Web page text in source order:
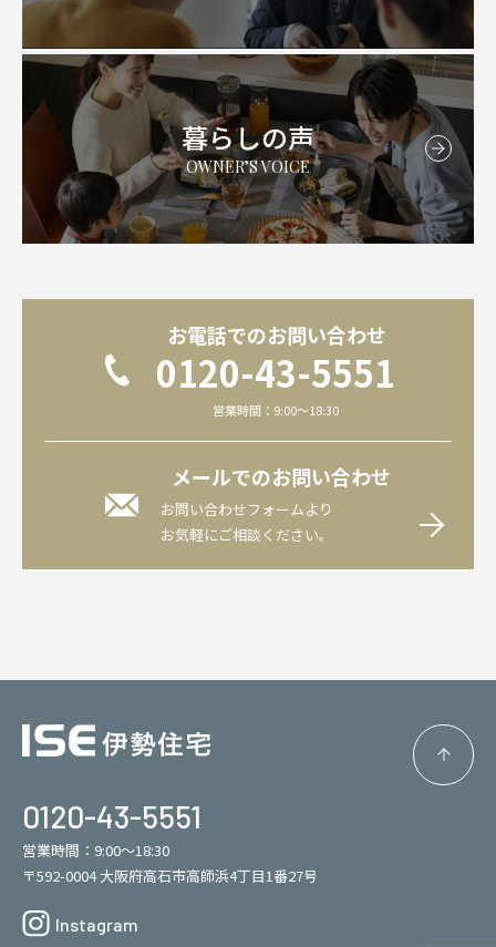
暮らしの声
OWNER’S VOICE
お電話でのお問い合わせ
0120-43-5551
営業時間：9:00～18:30
メールでのお問い合わせ
お問い合わせフォームより
お気軽にご相談ください。
0120-43-5551
営業時間：9:00～18:30
〒592-0004 大阪府高石市高師浜4丁目1番27号
Instagram